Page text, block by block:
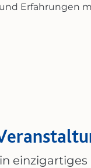
und Erfahrungen